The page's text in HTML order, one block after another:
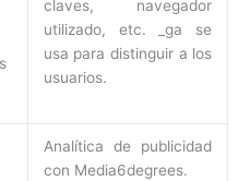
claves, navegador
utilizado, etc. _ga se
usa para distinguir a los
usuarios.
Analítica de publicidad
con Media6degrees.